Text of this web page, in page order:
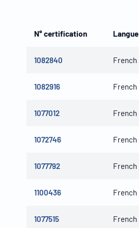
N° certification Langue
1082840 French
1082916 French
1077012 French
1072746 French
1077792 French
1100436 French
1077515 French